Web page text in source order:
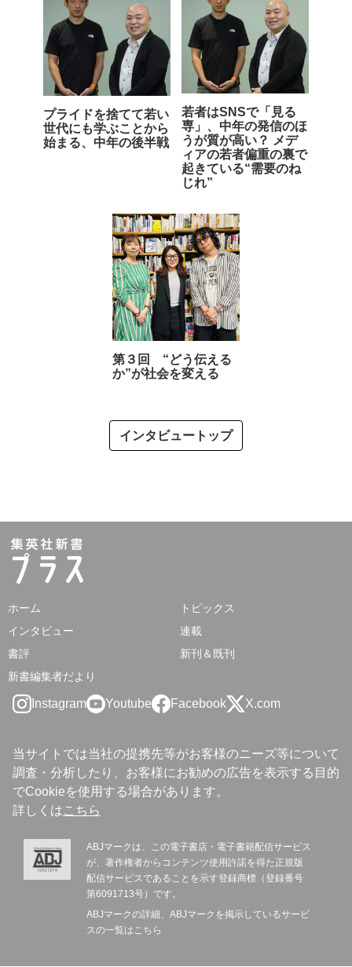
プライドを捨てて若い
世代にも学ぶことから
始まる、中年の後半戦
若者はSNSで「見る
専」、中年の発信のほ
うが質が高い？ メデ
ィアの若者偏重の裏で
起きている“需要のね
じれ”
第３回 “どう伝える
か”が社会を変える
インタビュートップ
ホーム
トピックス
インタビュー
連載
書評
新刊＆既刊
新書編集者だより
Instagram Youtube Facebook X.com
当サイトでは当社の提携先等がお客様のニーズ等について
調査・分析したり、お客様にお勧めの広告を表示する目的
でCookieを使用する場合があります。
詳しくはこちら
ABJマークは、この電子書店・電子書籍配信サービス
が、著作権者からコンテンツ使用許諾を得た正規版
配信サービスであることを示す登録商標（登録番号
第6091713号）です。
ABJマークの詳細、ABJマークを掲示しているサービ
スの一覧はこちら